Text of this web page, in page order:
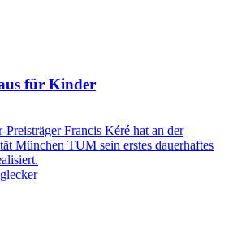
für Kinder
Francis Kéré hat an der
München TUM sein erstes dauerhaftes